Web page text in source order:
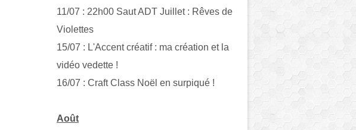
11/07 : 22h00 Saut ADT Juillet : Rêves de
Violettes
15/07 : L'Accent créatif : ma création et la
vidéo vedette !
16/07 : Craft Class Noël en surpiqué !
Août